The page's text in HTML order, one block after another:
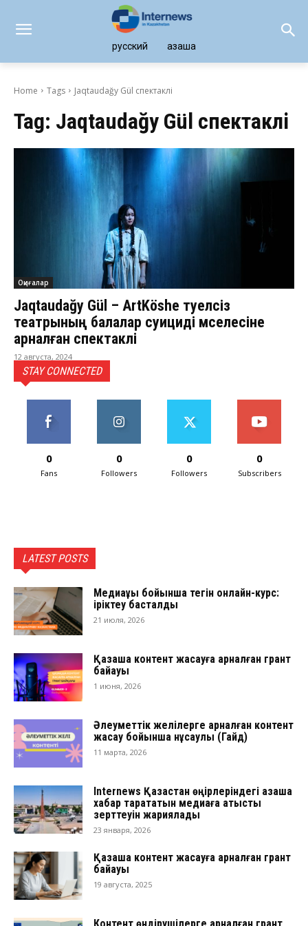
русский қазақша
Home Tags Jaqtaudağy Gül спектаклі
Tag: Jaqtaudağy Gül спектаклі
Оқиғалар
Jaqtaudağy Gül – ArtKöshe тәуелсіз
театрының балалар суициді мәселесіне
арналған спектаклі
12 августа, 2024
STAY CONNECTED
0
Fans
0
Followers
0
Followers
0
Subscribers
LATEST POSTS
Медиақұқық бойынша тегін онлайн-курс:
іріктеу басталды
21 июля, 2026
Қазақша контент жасауға арналған грант
байқауы
1 июня, 2026
Әлеуметтік желілерге арналған контент
жасау бойынша нұсқаулық (Гайд)
11 марта, 2026
Internews Қазақстан өңірлеріндегі қазақша
хабар тарататын медиаға қатысты
зерттеуін жариялады
23 января, 2026
Қазақша контент жасауға арналған грант
байқауы
19 августа, 2025
Контент өндірушілерге арналған грант